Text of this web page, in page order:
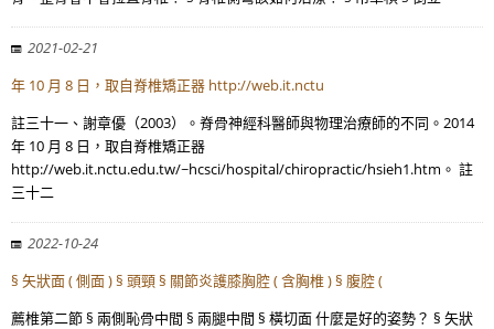
2021-02-21
年 10 月 8 日，取自脊椎矯正器 http://web.it.nctu
註三十一、謝章優（2003）。脊骨神經科醫師與物理治療師的不同。2014
年 10 月 8 日，取自脊椎矯正器
http://web.it.nctu.edu.tw/~hcsci/hospital/chiropractic/hsieh1.htm。 註
三十二
2022-10-24
§ 矢狀面 ( 側面 ) § 頭頸 § 關節炎護膝胸腔 ( 含胸椎 ) § 腹腔 (
薦椎第二節 § 兩側恥骨中間 § 兩腿中間 § 橫切面 什麼是好的姿勢？ § 矢狀